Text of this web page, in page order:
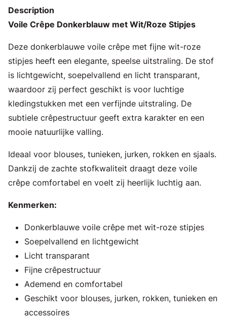
Description
Voile Crêpe Donkerblauw met Wit/Roze Stipjes
Deze donkerblauwe voile crêpe met fijne wit-roze
stipjes heeft een elegante, speelse uitstraling. De stof
is lichtgewicht, soepelvallend en licht transparant,
waardoor zij perfect geschikt is voor luchtige
kledingstukken met een verfijnde uitstraling. De
subtiele crêpestructuur geeft extra karakter en een
mooie natuurlijke valling.
Ideaal voor blouses, tunieken, jurken, rokken en sjaals.
Dankzij de zachte stofkwaliteit draagt deze voile
crêpe comfortabel en voelt zij heerlijk luchtig aan.
Kenmerken:
Donkerblauwe voile crêpe met wit-roze stipjes
Soepelvallend en lichtgewicht
Licht transparant
Fijne crêpestructuur
Ademend en comfortabel
Geschikt voor blouses, jurken, rokken, tunieken en
accessoires